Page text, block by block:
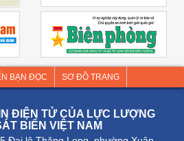
BẠN ĐỌC SƠ ĐỒ TRANG
ĐIỆN TỬ CỦA LỰC LƯỢNG
BIỂN VIỆT NAM